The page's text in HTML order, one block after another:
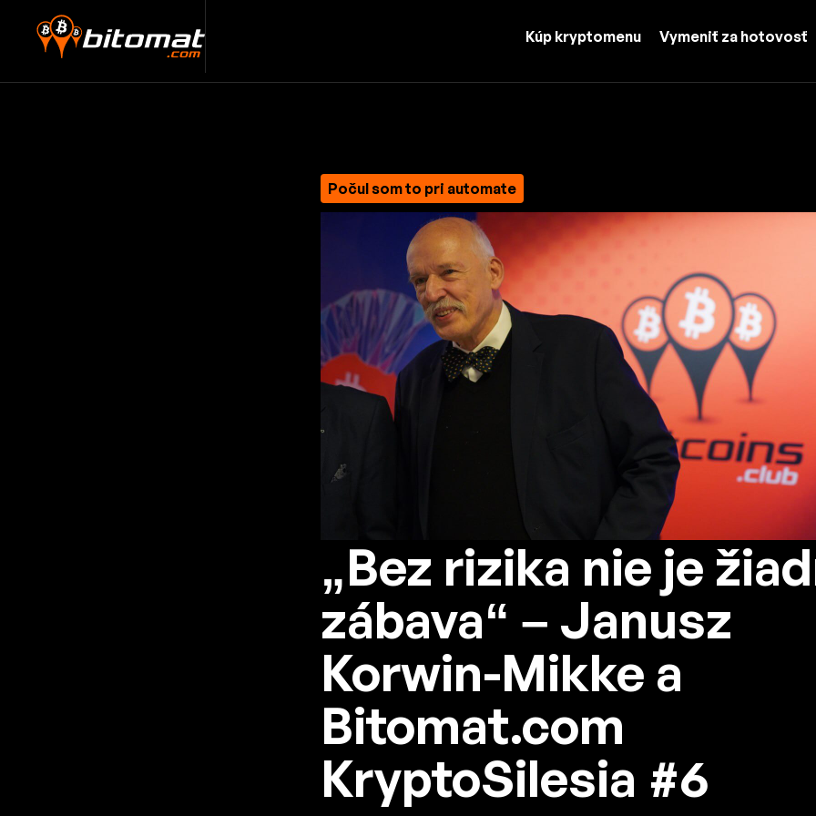
Kúp kryptomenu Vymeniť za hotovosť
Počul som to pri automate
„Bez rizika nie je
zábava“ – Janusz
Korwin-Mikke a
Bitomat.com
KryptoSilesia #6